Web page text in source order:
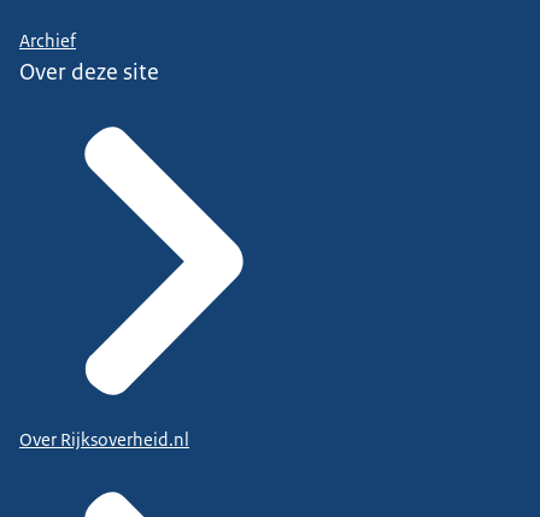
Archief
Over deze site
Over Rijksoverheid.nl